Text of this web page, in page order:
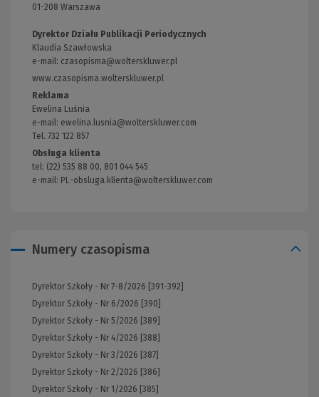
01-208 Warszawa
Dyrektor Działu Publikacji Periodycznych
Klaudia Szawłowska
e-mail: czasopisma@wolterskluwer.pl
www.czasopisma.wolterskluwer.pl
strony)
Reklama
Ewelina Luśnia
e-mail: ewelina.lusnia@wolterskluwer.com
Tel. 732 122 857
Obsługa klienta
tel: (22) 535 88 00, 801 044 545
e-mail: PL-obsluga.klienta@wolterskluwer.com
Numery czasopisma
Dyrektor Szkoły - Nr 7-8/2026 [391-392]
Dyrektor Szkoły - Nr 6/2026 [390]
Dyrektor Szkoły - Nr 5/2026 [389]
Dyrektor Szkoły - Nr 4/2026 [388]
Dyrektor Szkoły - Nr 3/2026 [387]
Dyrektor Szkoły - Nr 2/2026 [386]
Dyrektor Szkoły - Nr 1/2026 [385]